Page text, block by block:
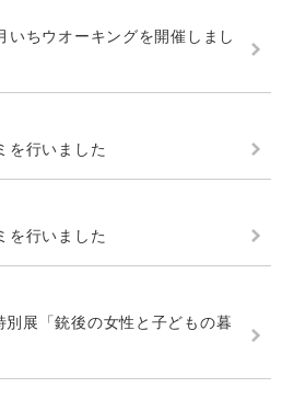
いちウオーキングを開催しまし
を行いました
を行いました
展「銃後の女性と子どもの暮